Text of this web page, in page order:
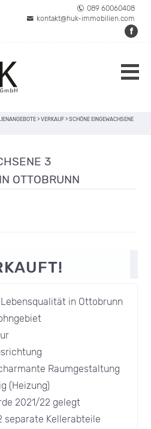
089 60060408
kontakt@huk-immobilien.com
> VERKAUF > SCHÖNE EINGEWACHSENE
3
OTTOBRUNN
in Ottobrunn
Raumgestaltung
(Heizung)
2021/22 gelegt
separate Kellerabteile